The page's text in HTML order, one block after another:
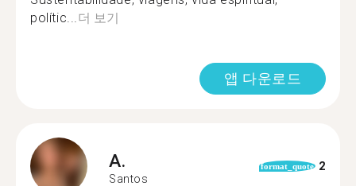
polític...더 보기
앱 다운로드
A.
Santos
format_quote 2